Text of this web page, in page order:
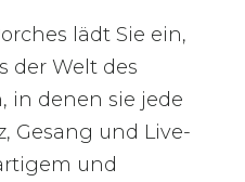
lädt Sie ein,
der Welt des
in denen sie jede
Gesang und Live-
und